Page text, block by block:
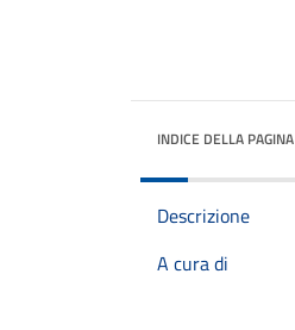
INDICE DELLA PAGINA
Descrizione
A cura di